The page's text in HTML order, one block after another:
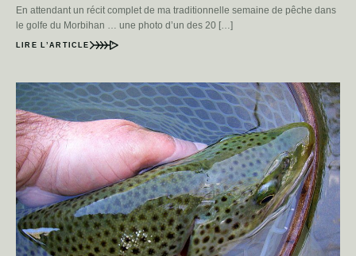
En attendant un récit complet de ma traditionnelle semaine de pêche dans
le golfe du Morbihan … une photo d’un des 20 […]
LIRE L’ARTICLE